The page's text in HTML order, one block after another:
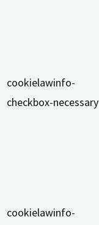
cookielawinfo-
checkbox-necessary
cookielawinfo-